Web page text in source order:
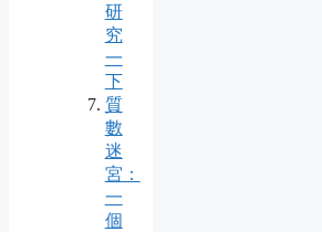
研
究
一
下
質
數
迷
宮：
一
個